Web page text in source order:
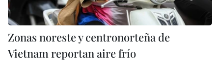
Zonas noreste y centronorteña de
Vietnam reportan aire frío